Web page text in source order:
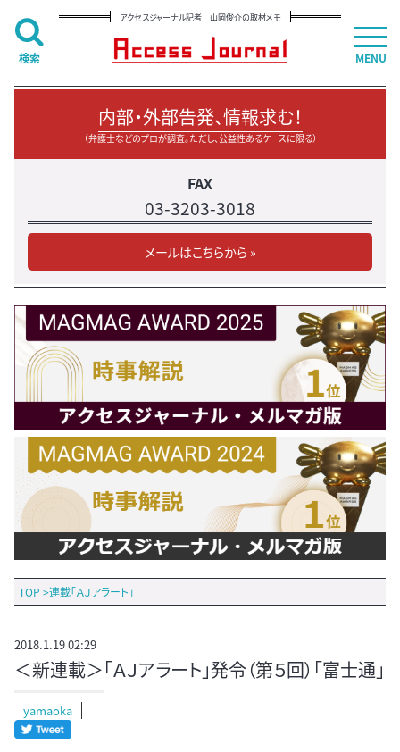
アクセスジャーナル記者 山岡俊介の取材メモ
内部・外部告発、情報求む！
（弁護士などのプロが調査。ただし、公益性あるケースに限る）
FAX
03-3203-3018
メールはこちらから »
TOP >連載「ＡＪアラート」
2018.1.19 02:29
＜新連載＞「ＡＪアラート」発令（第５回）「富士通」
yamaoka
MENU
検索